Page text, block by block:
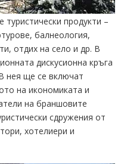
продукти –
балнеология,
отдих на село и др. В
дискусионна кръга
нея ще се включат
на икономиката и
на браншовите
сдружения от
хотелиери и